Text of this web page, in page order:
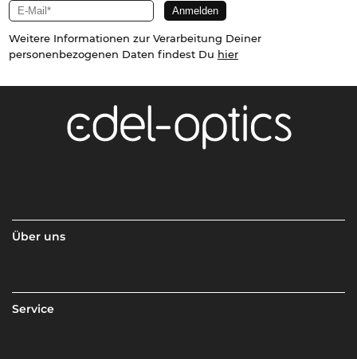
Weitere Informationen zur Verarbeitung Deiner
personenbezogenen Daten findest Du hier
Über uns
Service